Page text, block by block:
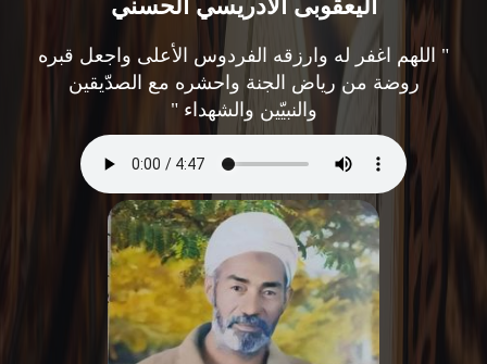
اليعقوبى الادريسي الحسني
" اللهم اغفر له وارزقه الفردوس الأعلى واجعل قبره
روضة من رياض الجنة واحشره مع الصدّيقين
والنبيّين والشهداء "